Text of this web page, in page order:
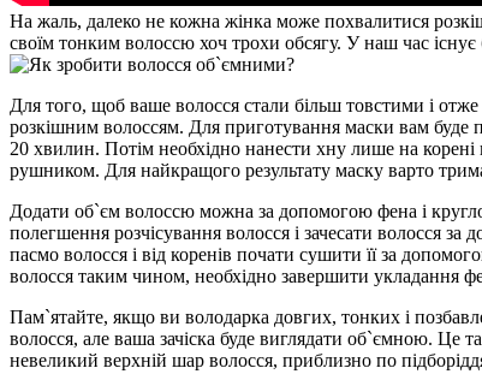
На жаль, далеко не кожна жінка може похвалитися
своїм тонким волоссю хоч трохи обсягу. У наш час
Для того, щоб ваше волосся стали більш товстими і
розкішним волоссям. Для приготування маски вам буде
20 хвилин. Потім необхідно нанести хну лише на
рушником. Для найкращого результату маску варто
Додати об`єм волоссю можна за допомогою фена і
полегшення розчісування волосся і зачесати волосся
пасмо волосся і від коренів почати сушити її за
волосся таким чином, необхідно завершити укладання
Пам`ятайте, якщо ви володарка довгих, тонких і
волосся, але ваша зачіска буде виглядати об`ємною. Це
невеликий верхній шар волосся, приблизно по